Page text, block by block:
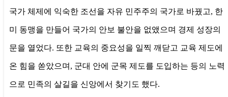
국가 체제에 익숙한 조선을 자유 민주주의 국가로 바꿨고, 한
미 동맹을 만들어 국가의 안보 불안을 없앴으며 경제 성장의
문을 열었다. 또한 교육의 중요성을 일찍 깨닫고 교육 제도에
온 힘을 쏟았으며, 군대 안에 군목 제도를 도입하는 등의 노력
으로 민족의 살길을 신앙에서 찾기도 했다.